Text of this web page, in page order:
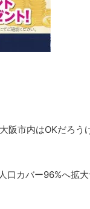
阪市内はOKだろう
カバー96%へ拡大